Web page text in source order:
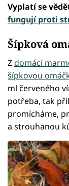
Vyplatí se
fungují proti
Šípková
Zdomácí
šípkovou
ml červeného
potřeba, tak
promícháme,
a strouhanou